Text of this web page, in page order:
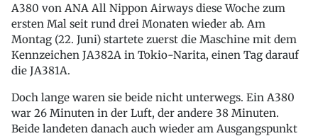
A380 von ANA All Nippon Airways diese Woche zum
ersten Mal seit rund drei Monaten wieder ab. Am
Montag (22. Juni) startete zuerst die Maschine mit dem
Kennzeichen JA382A in Tokio-Narita, einen Tag darauf
die JA381A.
Doch lange waren sie beide nicht unterwegs. Ein A380
war 26 Minuten in der Luft, der andere 38 Minuten.
Beide landeten danach auch wieder am Ausgangspunkt